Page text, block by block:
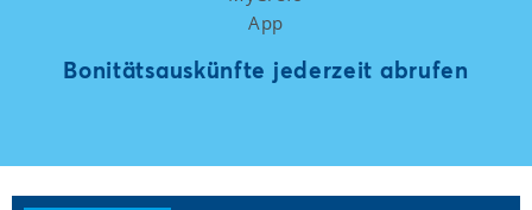
Bonitätsauskünfte jederzeit abrufen